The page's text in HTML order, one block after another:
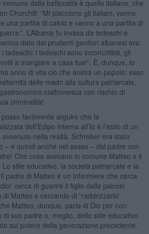
dalla bellicosità è quello italiano, che
Churchill: “Mi piacciono gli italiani, vanno
una partita di calcio e vanno a una partita di
L’Albania fu invasa da tedeschi e
dato dai prudenti genitori albanesi era:
tedeschi: i tedeschi sono incorruttibili, gli
a mangiare a casa tua!”. È, dunque, lo
anno di vita ciò che anima un popolo; esso
delle madri alla cultura patriarcale,
cialtronesca con rischio di
criminalità!
facilmente arguire che la
dell’Edipo interna all’Io è l’esito di un
nella realtà. Schreber era stato
– e quindi anche nel sesso – dal padre con
Che cosa avevano in comune Matteo e il
stile educativo, la società patriarcale e la
padre di Matteo è un infermiere che cerca
cerca di guarire il figlio dalla psicosi
Matteo e cercando di “raddrizzarlo”
Matteo, dunque, parla di Dio per non
di suo padre o, meglio, dello stile educativo
sul potere della generazione precedente.